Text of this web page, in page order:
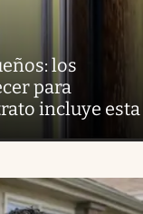
los
para
incluye esta